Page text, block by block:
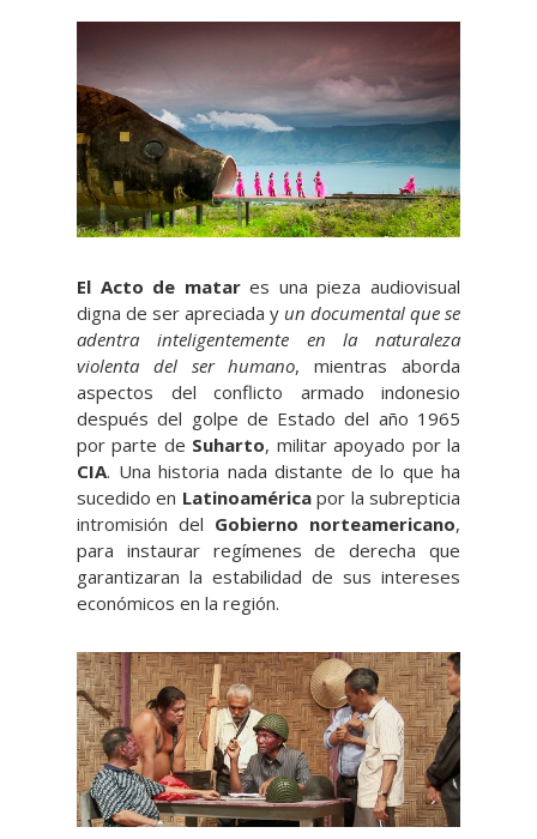
El Acto de matares una pieza audiovisual
digna de ser apreciada y un documental que se
adentra inteligentemente en la naturaleza
violenta del ser humano, mientras aborda
aspectos del conflicto armado indonesio
después del golpe de Estado del año 1965
por parte de Suharto, militar apoyado por la
CIA. Una historia nada distante de lo que ha
sucedido en Latinoaméricapor la subrepticia
intromisión del Gobierno norteamericano,
para instaurar regímenes de derecha que
garantizaran la estabilidad de sus intereses
económicos en la región.